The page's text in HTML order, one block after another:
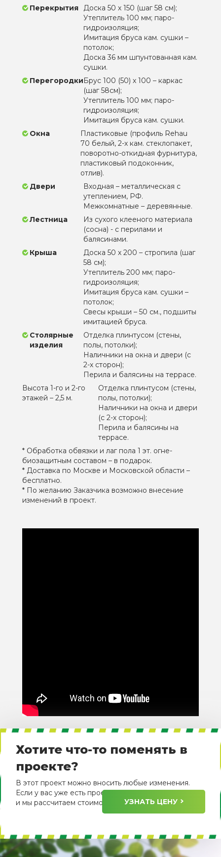
Перекрытия
Доска 50 х 150 (шаг 58 см);
Утеплитель 100 мм; паро-
гидроизоляция;
Имитация бруса кам. сушки –
потолок;
Доска 36 мм шпунтованная кам.
сушки.
ПерегородкиБрус 100 (50) х 100 – каркас
(шаг 58см);
Утеплитель 100 мм; паро-
гидроизоляция;
Имитация бруса кам. сушки.
Окна
Пластиковые (профиль Rehau
70 белый, 2-х кам. стеклопакет,
поворотно-откидная фурнитура,
пластиковый подоконник,
отлив).
Двери
Входная – металлическая с
утеплением, РФ.
Межкомнатные – деревянные.
Лестница
Из сухого клееного материала
(сосна) - с перилами и
балясинами.
Крыша
Доска 50 х 200 – стропила (шаг
58 см);
Утеплитель 200 мм; паро-
гидроизоляция;
Имитация бруса кам. сушки –
потолок;
Свесы крыши – 50 см., подшиты
имитацией бруса.
Столярные
изделия
Отделка плинтусом (стены,
полы, потолки);
Наличники на окна и двери (с
2-х сторон);
Перила и балясины на террасе.
Высота 1-го и 2-го
этажей – 2,5 м.
Отделка плинтусом (стены,
полы, потолки);
Наличники на окна и двери
(с 2-х сторон);
Перила и балясины на
террасе.
* Обработка обвязки и лаг пола 1 эт. огне-
биозащитным составом – в подарок.
* Доставка по Москве и Московской области –
бесплатно.
* По желанию Заказчика возможно внесение
изменений в проект.
Хотите что-то поменять в
проекте?
В этот проект можно вносить любые изменения.
Если у вас уже есть проект, пришлите его нам
и мы рассчитаем стоимость его изготовления.
УЗНАТЬ ЦЕНУ